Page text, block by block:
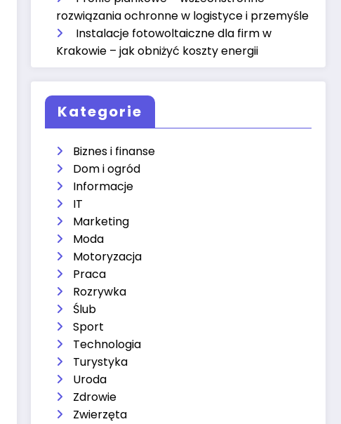
rozwiązania ochronne w logistyce i przemyśle
Instalacje fotowoltaiczne dla firm w
Krakowie – jak obniżyć koszty energii
Kategorie
Biznes i finanse
Dom i ogród
Informacje
IT
Marketing
Moda
Motoryzacja
Praca
Rozrywka
Ślub
Sport
Technologia
Turystyka
Uroda
Zdrowie
Zwierzęta